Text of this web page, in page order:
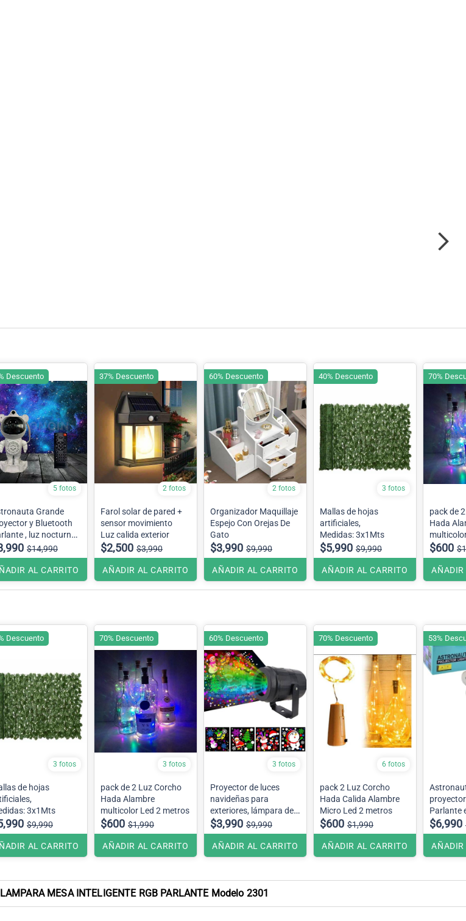
5 fotos
Grande
y Bluetooth
, luz nocturna,
Galaxia espacial,
grados, estrella,
nebulosa
Grande
$14,990
AL CARRITO
Descuento
2 fotos
Farol solar de pared +
sensor movimiento
Luz calida exterior
$2,500 $3,990
AÑADIR AL CARRITO
37% Descuento
2 fotos
Organizador Maquillaje
Espejo Con Orejas De
Gato
$3,990 $9,990
AÑADIR AL CARRITO
60% Descuento
3 fotos
Mallas de hojas
artificiales,
Medidas: 3x1Mts
$5,990 $9,990
AÑADIR AL CARRITO
40% Descuento
pack de 2 Luz
Hada
$600
AÑADIR
70%
3 fotos
de hojas
3x1Mts
$9,990
AL CARRITO
Descuento
3 fotos
pack de 2 Luz Corcho
Hada Alambre
multicolor Led 2 metros
$600 $1,990
AÑADIR AL CARRITO
70% Descuento
3 fotos
Proyector de luces
navideñas para
exteriores, lámpara de
proyección Led
impermeable,
decoración de Navidad
$3,990 $9,990
AÑADIR AL CARRITO
60% Descuento
6 fotos
pack 2 Luz Corcho
Hada Calida Alambre
Micro Led 2 metros
$600 $1,990
AÑADIR AL CARRITO
70% Descuento
Parlante espaciales de
galaxia,
$6,990
AÑADIR
53%
MESA INTELIGENTE RGB PARLANTE Modelo 2301